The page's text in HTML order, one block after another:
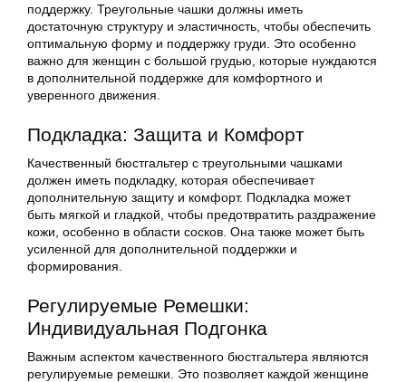
поддержку. Треугольные чашки должны иметь
достаточную структуру и эластичность, чтобы обеспечить
оптимальную форму и поддержку груди. Это особенно
важно для женщин с большой грудью, которые нуждаются
в дополнительной поддержке для комфортного и
уверенного движения.
Подкладка: Защита и Комфорт
Качественный бюстгальтер с треугольными чашками
должен иметь подкладку, которая обеспечивает
дополнительную защиту и комфорт. Подкладка может
быть мягкой и гладкой, чтобы предотвратить раздражение
кожи, особенно в области сосков. Она также может быть
усиленной для дополнительной поддержки и
формирования.
Регулируемые Ремешки:
Индивидуальная Подгонка
Важным аспектом качественного бюстгальтера являются
регулируемые ремешки. Это позволяет каждой женщине